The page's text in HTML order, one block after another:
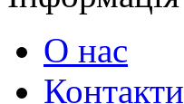
О нас
Контакти